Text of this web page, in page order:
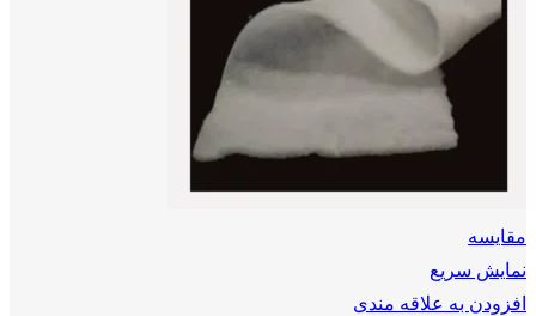
مقايسه
نمایش سریع
افزودن به علاقه مندی